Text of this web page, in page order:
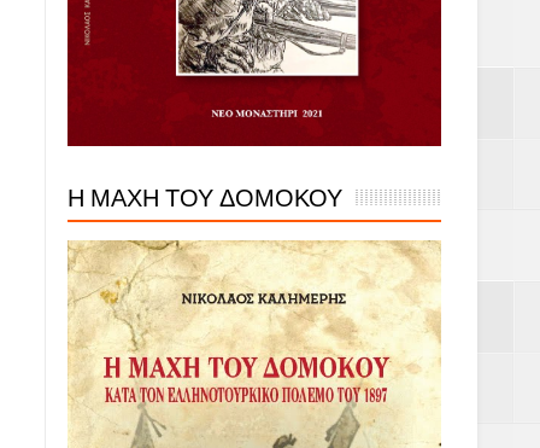
Η ΜΑΧΗ ΤΟΥ ΔΟΜΟΚΟΥ